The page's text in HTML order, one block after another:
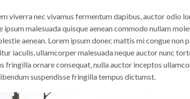
viverra nec vivamus fermentum dapibus, auctor odio
malesuada quisque aenean commodo nullam
aenean. Lorem ipsum donec mattis mi congue non
iaculis, ullamcorper malesuada neque auctor nunc
fringilla ornare consequat, nulla auctor inceptos
suspendisse fringilla tempus dictumst.